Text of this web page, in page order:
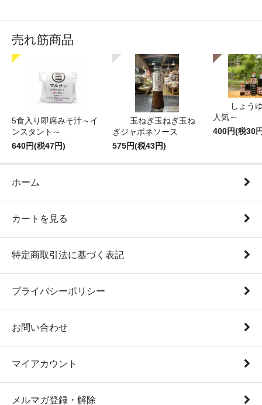
売れ筋商品
5食入り即席みそ汁～イ
ンスタント～
640円(税47円)
玉ねぎ玉ねぎ玉ね
ぎジャポネソース
575円(税43円)
しょう
人気～
400円(税30
ホーム
カートを見る
特定商取引法に基づく表記
プライバシーポリシー
お問い合わせ
マイアカウント
メルマガ登録・解除